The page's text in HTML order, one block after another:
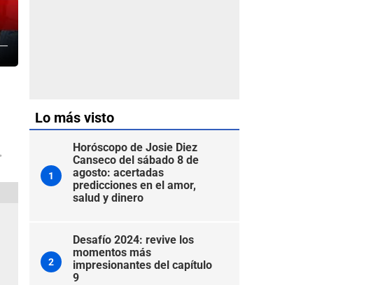
Lo más visto
1
Horóscopo de Josie Diez
Canseco del sábado 8 de
agosto: acertadas
predicciones en el amor,
salud y dinero
2
Desafío 2024: revive los
momentos más
impresionantes del capítulo
9